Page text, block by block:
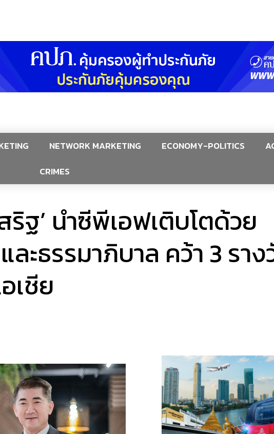
NETWORK MARKETING ECONOMY-POLITICS
CRIMES
ฐ’ นำซีพีเอฟเติบโตด้วย
ะธรรมาภิบาล คว้า 3 ราง
เชีย